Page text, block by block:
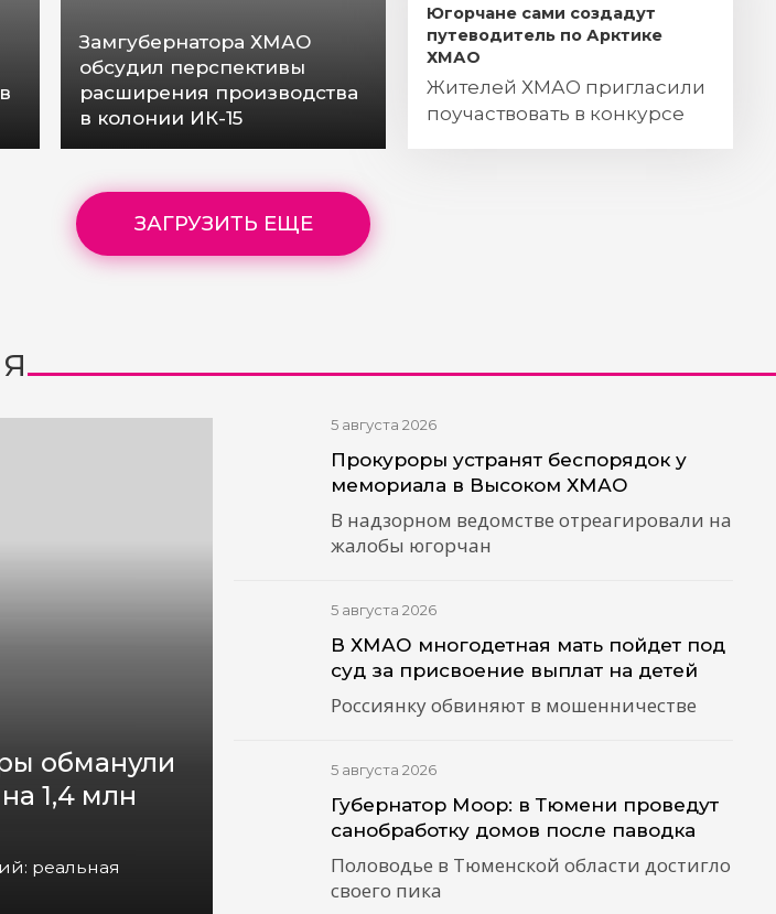
Замгубернатора ХМАО
обсудил перспективы
расширения производства
в колонии ИК-15
Югорчане сами создадут
путеводитель по Арктике
ХМАО
Жителей ХМАО пригласили
поучаствовать в конкурсе
ЗАГРУЗИТЬ ЕЩЕ
обманули
1,4 млн
реальная
5 августа 2026
Прокуроры устранят беспорядок у
мемориала в Высоком ХМАО
В надзорном ведомстве отреагировали на
жалобы югорчан
5 августа 2026
В ХМАО многодетная мать пойдет под
суд за присвоение выплат на детей
Россиянку обвиняют в мошенничестве
5 августа 2026
Губернатор Моор: в Тюмени проведут
санобработку домов после паводка
Половодье в Тюменской области достигло
своего пика